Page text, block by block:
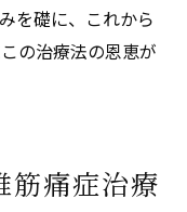
を礎に、これから
の治療法の恩恵が
筋痛症治療